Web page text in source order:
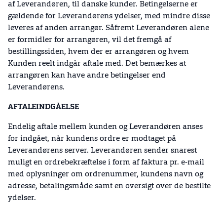
af Leverandøren, til danske kunder. Betingelserne er
gældende for Leverandørens ydelser, med mindre disse
leveres af anden arrangør. Såfremt Leverandøren alene
er formidler for arrangøren, vil det fremgå af
bestillingssiden, hvem der er arrangøren og hvem
Kunden reelt indgår aftale med. Det bemærkes at
arrangøren kan have andre betingelser end
Leverandørens.
AFTALEINDGÅELSE
Endelig aftale mellem kunden og Leverandøren anses
for indgået, når kundens ordre er modtaget på
Leverandørens server. Leverandøren sender snarest
muligt en ordrebekræftelse i form af faktura pr. e-mail
med oplysninger om ordrenummer, kundens navn og
adresse, betalingsmåde samt en oversigt over de bestilte
ydelser.